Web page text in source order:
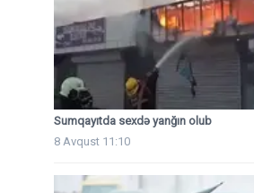
Sumqayıtda sexdə yanğın olub
8 Avqust 11:10